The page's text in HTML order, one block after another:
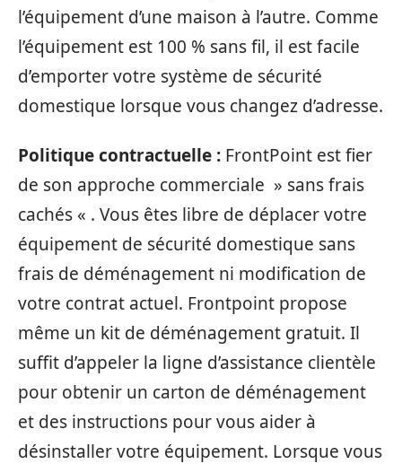
l’équipement d’une maison à l’autre. Comme
l’équipement est 100 % sans fil, il est facile
d’emporter votre système de sécurité
domestique lorsque vous changez d’adresse.
Politique contractuelle : FrontPoint est fier
de son approche commerciale » sans frais
cachés « . Vous êtes libre de déplacer votre
équipement de sécurité domestique sans
frais de déménagement ni modification de
votre contrat actuel. Frontpoint propose
même un kit de déménagement gratuit. Il
suffit d’appeler la ligne d’assistance clientèle
pour obtenir un carton de déménagement
et des instructions pour vous aider à
désinstaller votre équipement. Lorsque vous